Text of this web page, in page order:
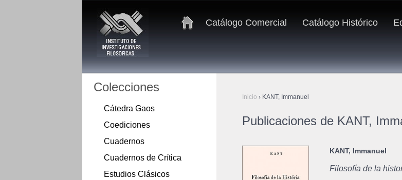
Catálogo Comercial Catálogo Histórico
Inicio › KANT, Immanuel
Publicaciones de KANT,
KANT, Immanuel
Filosofía de la
Colecciones
Cátedra Gaos
Coediciones
Cuadernos
Cuadernos de Crítica
Estudios Clásicos